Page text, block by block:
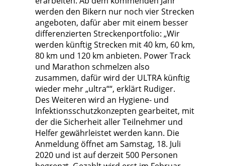
werden den Bikern nur noch vier Strecken
angeboten, dafür aber mit einem besser
differenzierten Streckenportfolio: „Wir
werden künftig Strecken mit 40 km, 60 km,
80 km und 120 km anbieten. Power Track
und Marathon schmelzen also
zusammen, dafür wird der ULTRA künftig
wieder mehr „ultra““, erklärt Rudiger.
Des Weiteren wird an Hygiene- und
Infektionsschutzkonzepten gearbeitet, mit
der die Sicherheit aller Teilnehmer und
Helfer gewährleistet werden kann. Die
Anmeldung öffnet am Samstag, 18. Juli
2020 und ist auf derzeit 500 Personen